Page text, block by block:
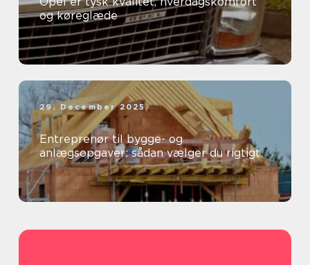
og køreglæde
29. December 2025
Entreprenør til bygge- og
anlægsopgaver: sådan vælger du rigtigt